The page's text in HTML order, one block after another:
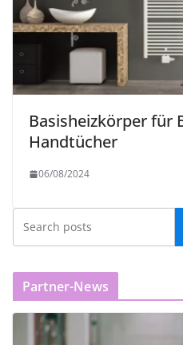
Basisheizkörper für
Handtücher
06/08/2024
Partner-News